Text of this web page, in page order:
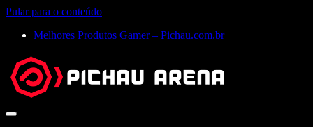
Pular para o conteúdo
Melhores Produtos Gamer – Pichau.com.br
Abrir